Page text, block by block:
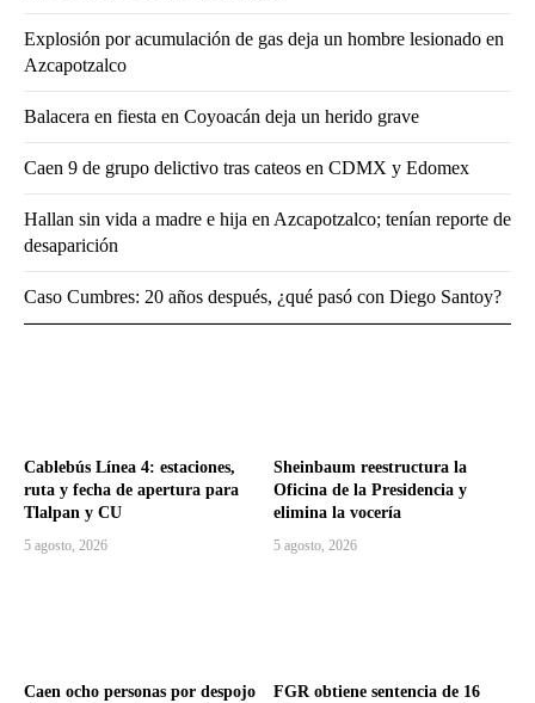
Cablebús Línea 4: estaciones,
ruta y fecha de apertura para
Tlalpan y CU
5 agosto, 2026
Sheinbaum reestructura la
Oficina de la Presidencia y
elimina la vocería
5 agosto, 2026
Caen ocho personas por despojo
FGR obtiene sentencia de 16
Explosión por acumulación de gas deja un hombre lesionado en
Azcapotzalco
Balacera en fiesta en Coyoacán deja un herido grave
Caen 9 de grupo delictivo tras cateos en CDMX y Edomex
Hallan sin vida a madre e hija en Azcapotzalco; tenían reporte de
desaparición
Caso Cumbres: 20 años después, ¿qué pasó con Diego Santoy?